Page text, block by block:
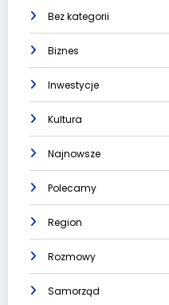
Bez kategorii
Biznes
Inwestycje
Kultura
Najnowsze
Polecamy
Region
Rozmowy
Samorząd